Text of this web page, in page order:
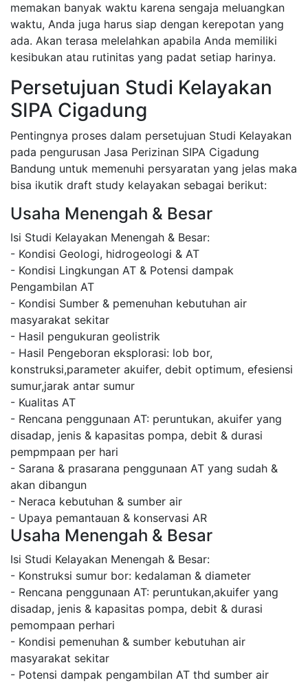
memakan banyak waktu karena sengaja meluangkan
waktu, Anda juga harus siap dengan kerepotan yang
ada. Akan terasa melelahkan apabila Anda memiliki
kesibukan atau rutinitas yang padat setiap harinya.
Persetujuan Studi Kelayakan
SIPA Cigadung
Pentingnya proses dalam persetujuan Studi Kelayakan
pada pengurusan Jasa Perizinan SIPA Cigadung
Bandung untuk memenuhi persyaratan yang jelas maka
bisa ikutik draft study kelayakan sebagai berikut:
Usaha Menengah & Besar
Isi Studi Kelayakan Menengah & Besar:
- Kondisi Geologi, hidrogeologi & AT
- Kondisi Lingkungan AT & Potensi dampak
Pengambilan AT
- Kondisi Sumber & pemenuhan kebutuhan air
masyarakat sekitar
- Hasil pengukuran geolistrik
- Hasil Pengeboran eksplorasi: lob bor,
konstruksi,parameter akuifer, debit optimum, efesiensi
sumur,jarak antar sumur
- Kualitas AT
- Rencana penggunaan AT: peruntukan, akuifer yang
disadap, jenis & kapasitas pompa, debit & durasi
pempmpaan per hari
- Sarana & prasarana penggunaan AT yang sudah &
akan dibangun
- Neraca kebutuhan & sumber air
- Upaya pemantauan & konservasi AR
Usaha Menengah & Besar
Isi Studi Kelayakan Menengah & Besar:
- Konstruksi sumur bor: kedalaman & diameter
- Rencana penggunaan AT: peruntukan,akuifer yang
disadap, jenis & kapasitas pompa, debit & durasi
pemompaan perhari
- Kondisi pemenuhan & sumber kebutuhan air
masyarakat sekitar
- Potensi dampak pengambilan AT thd sumber air